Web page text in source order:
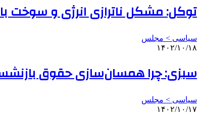
توکل: مشکل ناترازی انرژی و سوخت
سیاسی > مجلس
۱۴۰۲/۱۰/۱۸
سبزی: چرا همسان‌سازی حقوق
سیاسی > مجلس
۱۴۰۲/۱۰/۱۷